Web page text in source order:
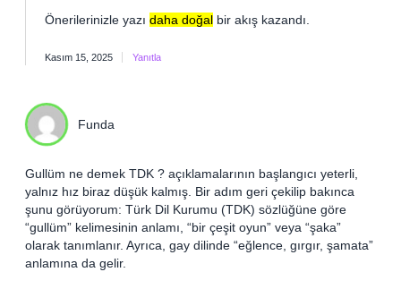
Önerilerinizle yazı daha doğal bir akış kazandı.
Kasım 15, 2025 Yanıtla
Funda
Gullüm ne demek TDK ? açıklamalarının başlangıcı yeterli,
yalnız hız biraz düşük kalmış. Bir adım geri çekilip bakınca
şunu görüyorum: Türk Dil Kurumu (TDK) sözlüğüne göre
“gullüm” kelimesinin anlamı, “bir çeşit oyun” veya “şaka”
olarak tanımlanır. Ayrıca, gay dilinde “eğlence, gırgır, şamata”
anlamına da gelir.